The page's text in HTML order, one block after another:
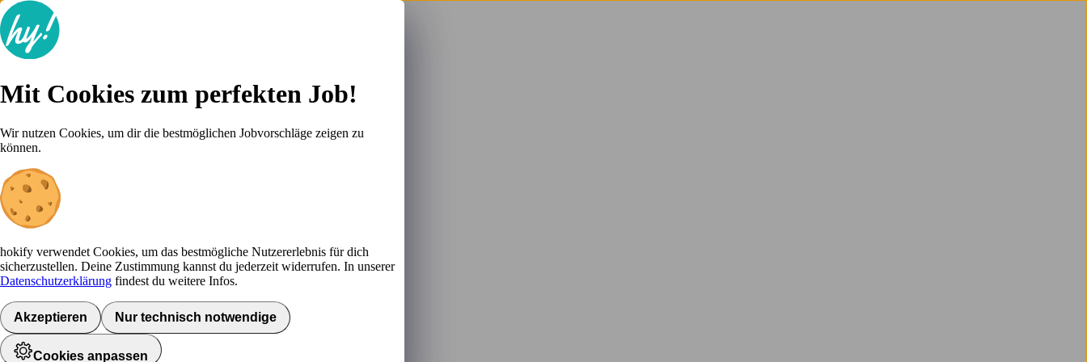
Lösungen & Preise
Do-It-Jobs
+43 1 9346 898 0
Anmelden
Mit Cookies zum perfekten Job!
Wir nutzen Cookies, um dir die bestmöglichen Jobvorschläge zeigen zu
können.
Mit Cookies zum perfekten Job!
Wir nutzen Cookies, um dir die bestmöglichen Jobvorschläge zeigen zu
können.
hokify verwendet Cookies, um das bestmögliche Nutzererlebnis für dich
sicherzustellen. Deine Zustimmung kannst du jederzeit widerrufen. In unserer
Datenschutzerklärung findest du weitere Infos.
Akzeptieren Nur technisch notwendige
Cookies anpassen
HOKIFY
Preise
Karriere-Tipps
Für Jobsuchende